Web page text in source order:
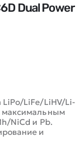
Dual Power
LiPo/LiFe/LiHV/Li-
максимальным
NiCd и Pb.
и